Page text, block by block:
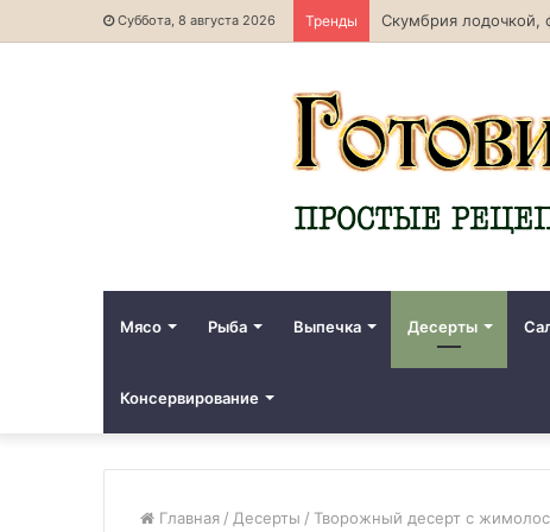
Суббота, 8 августа 2026 Тренды Скумбрия лодочкой,
Мясо Рыба Выпечка Десерты
Консервирование
Главная / Десерты / Творожный десерт с